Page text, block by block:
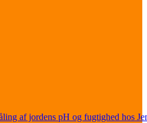
af jordens pH og fugtighed hos